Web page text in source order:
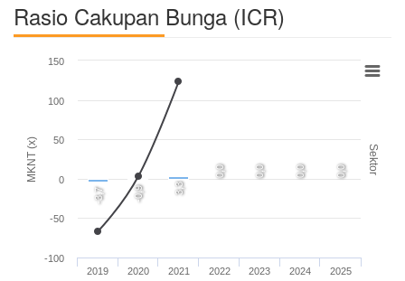
Rasio Cakupan Bunga (ICR)
MKNT (x) Sektor
-3,7 -0,9 3,3
0,0 0,0 0,0 0,0
2019 2020 2021 2022 2023 2024 2025
-100
-50
0
50
100
150